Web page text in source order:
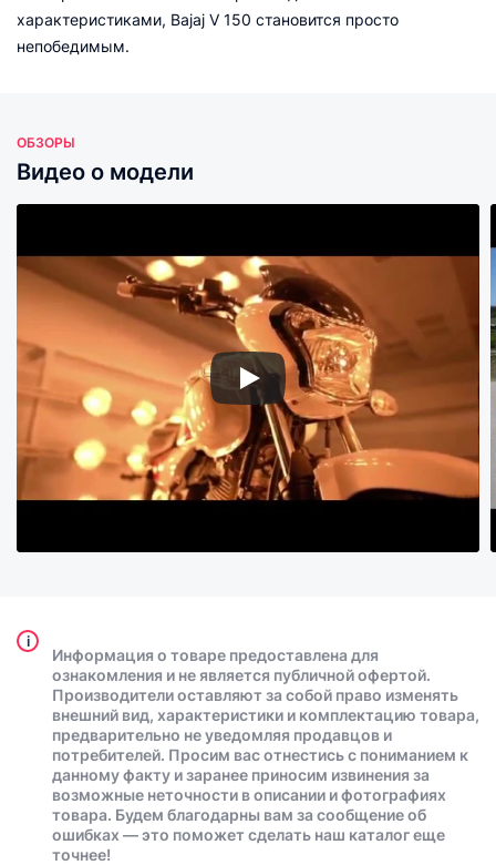
характеристиками, Bajaj V 150 становится просто
непобедимым.
ОБЗОРЫ
Видео о модели
i
Информация о товаре предоставлена для
ознакомления и не является публичной офертой.
Производители оставляют за собой право изменять
внешний вид, характеристики и комплектацию товара,
предварительно не уведомляя продавцов и
потребителей. Просим вас отнестись с пониманием к
данному факту и заранее приносим извинения за
возможные неточности в описании и фотографиях
товара. Будем благодарны вам за сообщение об
ошибках — это поможет сделать наш каталог еще
точнее!